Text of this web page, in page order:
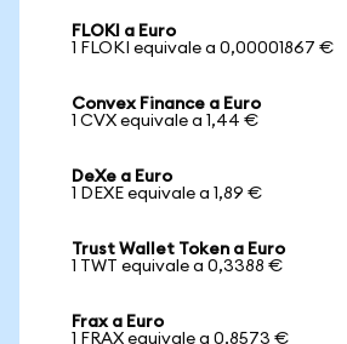
FLOKI a Euro
1 FLOKI equivale a 0,00001867 €
Convex Finance a Euro
1 CVX equivale a 1,44 €
DeXe a Euro
1 DEXE equivale a 1,89 €
Trust Wallet Token a Euro
1 TWT equivale a 0,3388 €
Frax a Euro
1 FRAX equivale a 0,8573 €